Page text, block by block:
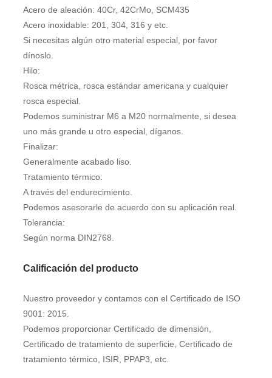
Acero de aleación: 40Cr, 42CrMo, SCM435
Acero inoxidable: 201, 304, 316 y etc.
Si necesitas algún otro material especial, por favor
dínoslo.
Hilo:
Rosca métrica, rosca estándar americana y cualquier
rosca especial.
Podemos suministrar M6 a M20 normalmente, si desea
uno más grande u otro especial, díganos.
Finalizar:
Generalmente acabado liso.
Tratamiento térmico:
A través del endurecimiento.
Podemos asesorarle de acuerdo con su aplicación real.
Tolerancia:
Según norma DIN2768.
Calificación del producto
Nuestro proveedor y contamos con el Certificado de ISO
9001: 2015.
Podemos proporcionar Certificado de dimensión,
Certificado de tratamiento de superficie, Certificado de
tratamiento térmico, ISIR, PPAP3, etc.